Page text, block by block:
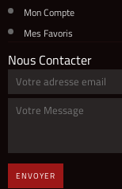
Mon Compte
Mes Favoris
Nous Contacter
ENVOYER